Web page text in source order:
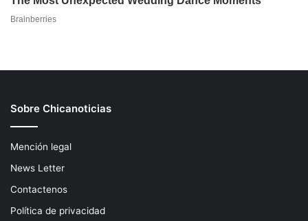
Sobre Chicanoticias
Mención legal
News Letter
Contactenos
Política de privacidad